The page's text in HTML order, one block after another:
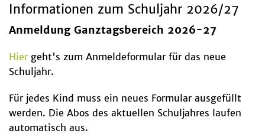
Informationen zum Schuljahr 2026/27
Anmeldung Ganztagsbereich 2026-27
Hiergeht's zum Anmeldeformular für das neue
Schuljahr.
Für jedes Kind muss ein neues Formular ausgefüllt
werden. Die Abos des aktuellen Schuljahres laufen
automatisch aus.